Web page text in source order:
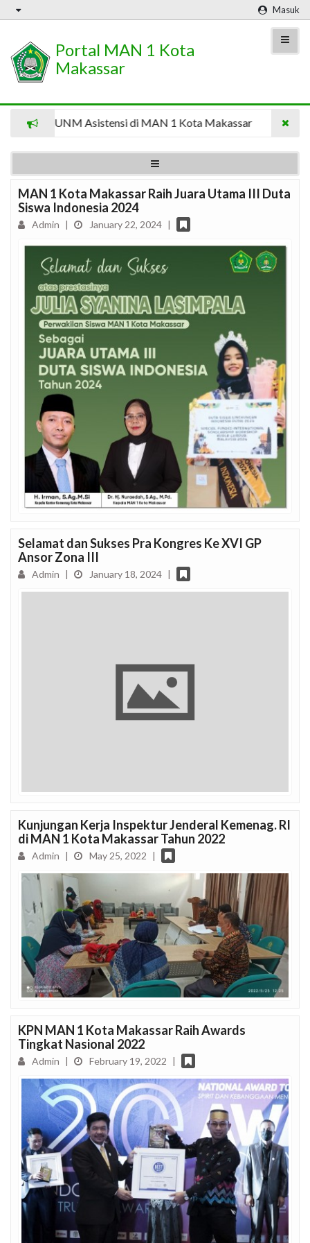
Masuk
Portal MAN 1 Kota
Makassar
UNM Asistensi di MAN 1 Kota Makassar 8
MAN 1 Kota Makassar Raih Juara Utama III Duta
Siswa Indonesia 2024
Admin | January 22, 2024 |
Selamat dan Sukses Pra Kongres Ke XVI GP
Ansor Zona III
Admin | January 18, 2024 |
Kunjungan Kerja Inspektur Jenderal Kemenag. RI
di MAN 1 Kota Makassar Tahun 2022
Admin May 25, 2022
KPN MAN 1 Kota Makassar Raih Awards
Tingkat Nasional 2022
Admin | February 19, 2022 |